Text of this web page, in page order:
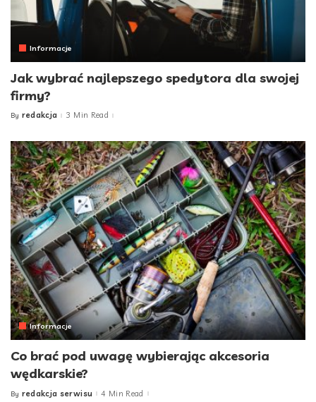
Informacje
Jak wybrać najlepszego spedytora dla swojej
firmy?
Posted
By redakcja 3 Min Read
Informacje
Co brać pod uwagę wybierając akcesoria
wędkarskie?
Posted
By redakcja serwisu 4 Min Read